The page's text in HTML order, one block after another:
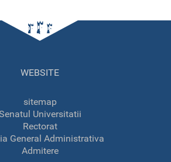
WEBSITE
sitemap
Universitatii
Rectorat
General Administrativa
Admitere